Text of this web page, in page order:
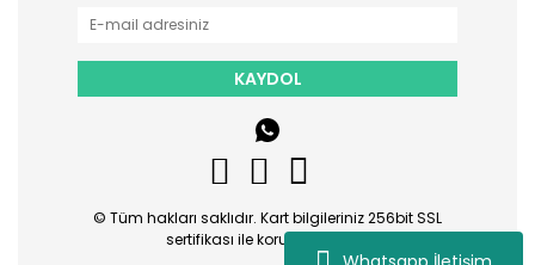
KAYDOL
© Tüm hakları saklıdır. Kart bilgileriniz 256bit SSL
sertifikası ile korunmaktadır.